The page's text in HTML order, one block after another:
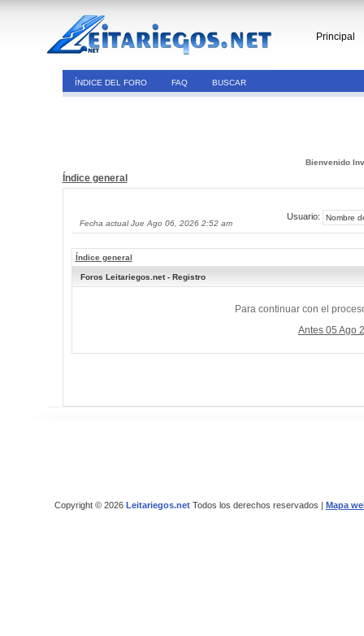
Principal
ÍNDICE DEL FORO FAQ BUSCAR
Bienvenido
Índice general
Fecha actual Jue Ago 06, 2026 2:52 am
Usuario:
Índice general
Foros Leitariegos.net - Registro
Para continuar con el
Antes 05 Ago
Copyright © 2026 Leitariegos.netTodos los derechos reservados | Mapa